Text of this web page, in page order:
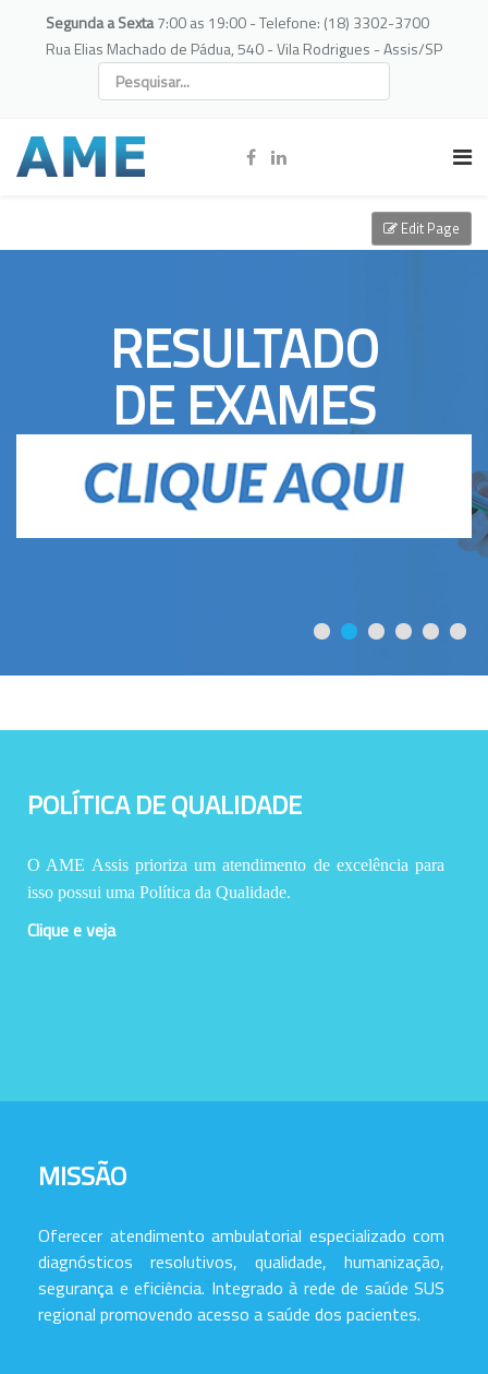
Segunda a Sexta7:00 as 19:00 - Telefone: (18) 3302-3700
Rua Elias Machado de Pádua, 540 - Vila Rodrigues - Assis/SP
RESULTADO
DE EXAMES
POLÍTICA DE QUALIDADE
O AME Assis prioriza um atendimento de excelência para
isso possui uma Política da Qualidade.
Clique e veja
MISSÃO
Oferecer atendimento ambulatorial especializado com
diagnósticos resolutivos, qualidade, humanização,
segurança e eficiência. Integrado à rede de saúde SUS
regional promovendo acesso a saúde dos pacientes.
Edit Page